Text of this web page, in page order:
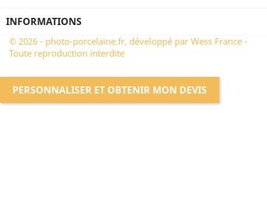
INFORMATIONS
© 2026 - photo-porcelaine.fr, développé par Wess France -
Toute reproduction interdite
PERSONNALISER ET OBTENIR MON DEVIS